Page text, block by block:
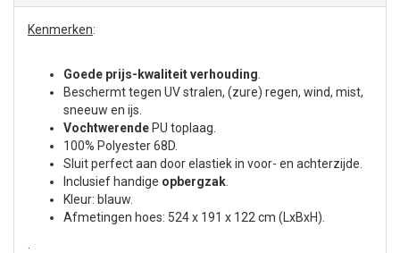
Kenmerken:
Goede prijs-kwaliteit verhouding.
Beschermt tegen UV stralen, (zure) regen, wind, mist,
sneeuw en ijs.
Vochtwerende PU toplaag.
100% Polyester 68D.
Sluit perfect aan door elastiek in voor- en achterzijde.
Inclusief handige opbergzak.
Kleur: blauw.
Afmetingen hoes: 524 x 191 x 122 cm (LxBxH).
.